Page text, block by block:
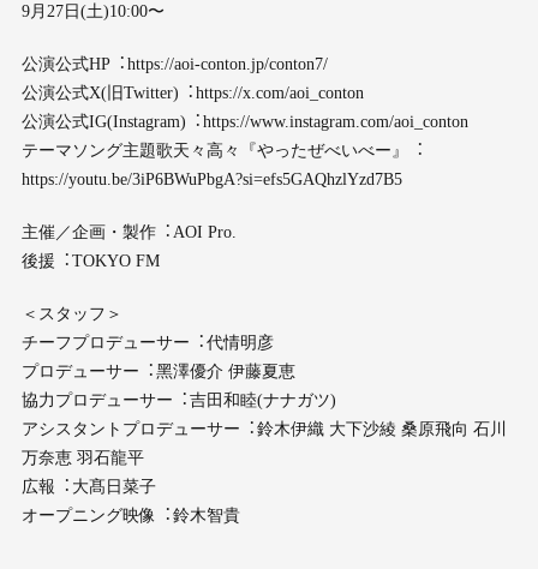
9⽉27⽇(⼟)10:00〜
公演公式HP︓https://aoi-conton.jp/conton7/
公演公式X(旧Twitter)︓https://x.com/aoi_conton
公演公式IG(Instagram)︓https://www.instagram.com/aoi_conton
テーマソング主題歌天々⾼々『やったぜべいべー』︓
https://youtu.be/3iP6BWuPbgA?si=efs5GAQhzlYzd7B5
主催／企画・製作︓AOI Pro.
後援︓TOKYO FM
＜スタッフ＞
チーフプロデューサー︓代情明彦
プロデューサー︓⿊澤優介 伊藤夏恵
協⼒プロデューサー︓吉⽥和睦(ナナガツ)
アシスタントプロデューサー︓鈴⽊伊織 ⼤下沙綾 桑原⾶向 ⽯川
万奈恵 ⽻⽯⿓平
広報︓⼤髙⽇菜⼦
オープニング映像︓鈴⽊智貴